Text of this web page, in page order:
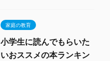
家庭の教育
小学生に読んでもらいた
いおススメの本ランキン